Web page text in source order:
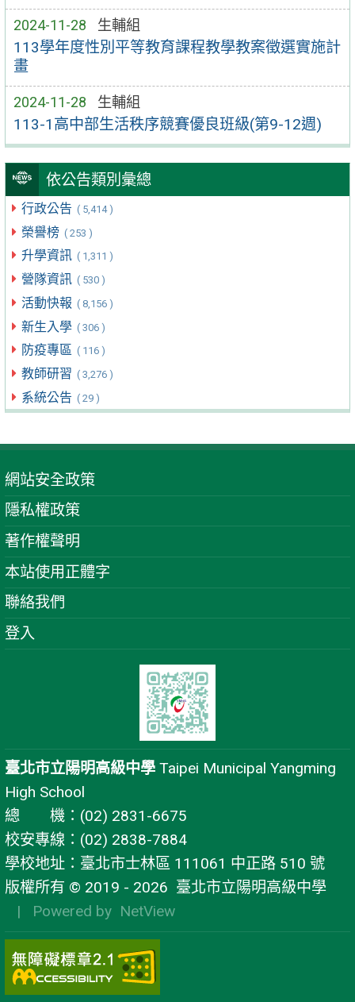
2024-11-28 生輔組
113學年度性別平等教育課程教學教案徵選實施計
畫
2024-11-28 生輔組
113-1高中部生活秩序競賽優良班級(第9-12週)
依公告類別彙總
行政公告 ( 5,414 )
榮譽榜 ( 253 )
升學資訊 ( 1,311 )
營隊資訊 ( 530 )
活動快報 ( 8,156 )
新生入學 ( 306 )
防疫專區 ( 116 )
教師研習 ( 3,276 )
系統公告 ( 29 )
網站安全政策
隱私權政策
著作權聲明
本站使用正體字
聯絡我們
登入
臺北市立陽明高級中學 Taipei Municipal Yangming
High School
總 機：(02) 2831-6675
校安專線：(02) 2838-7884
學校地址：臺北市士林區 111061 中正路 510 號
版權所有 © 2019 - 2026 臺北市立陽明高級中學
| Powered by NetView